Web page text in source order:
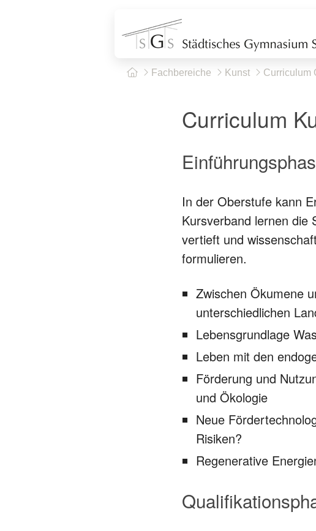
Fachbereiche Kunst Curriculum
Curriculum
In der Oberstufe kann
Kursverband lernen die
vertieft und
formulieren.
Zwischen Ökumene
unterschiedlichen
Lebensgrundlage
Leben mit den
Förderung und
und Ökologie
Neue
Risiken?
Regenerative